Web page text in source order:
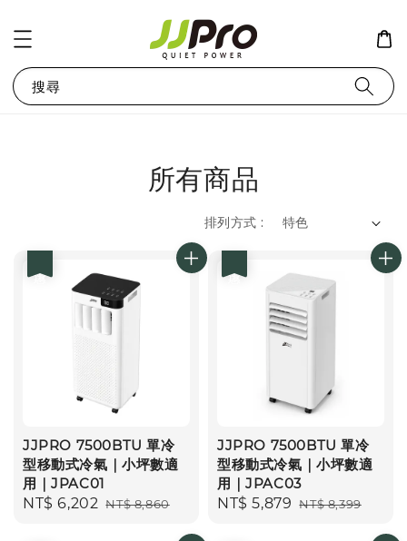
搜尋
所有商品
排列方式 :
JJPRO 7500BTU 單冷
型移動式冷氣｜小坪數適
用｜JPAC01
Sale
NT$ 6,202 Regular
NT$ 8,860
JJPRO 7500BTU 單冷
型移動式冷氣｜小坪數適
用｜JPAC03
Sale
NT$ 5,879 Regular
NT$ 8,399